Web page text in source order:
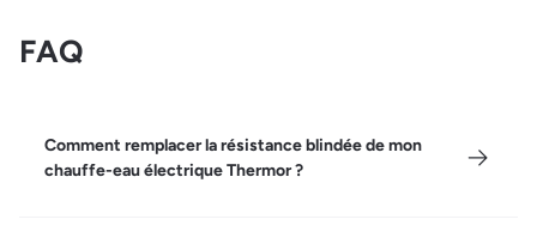
FAQ
Comment remplacer la résistance blindée de mon
chauffe-eau électrique Thermor ?